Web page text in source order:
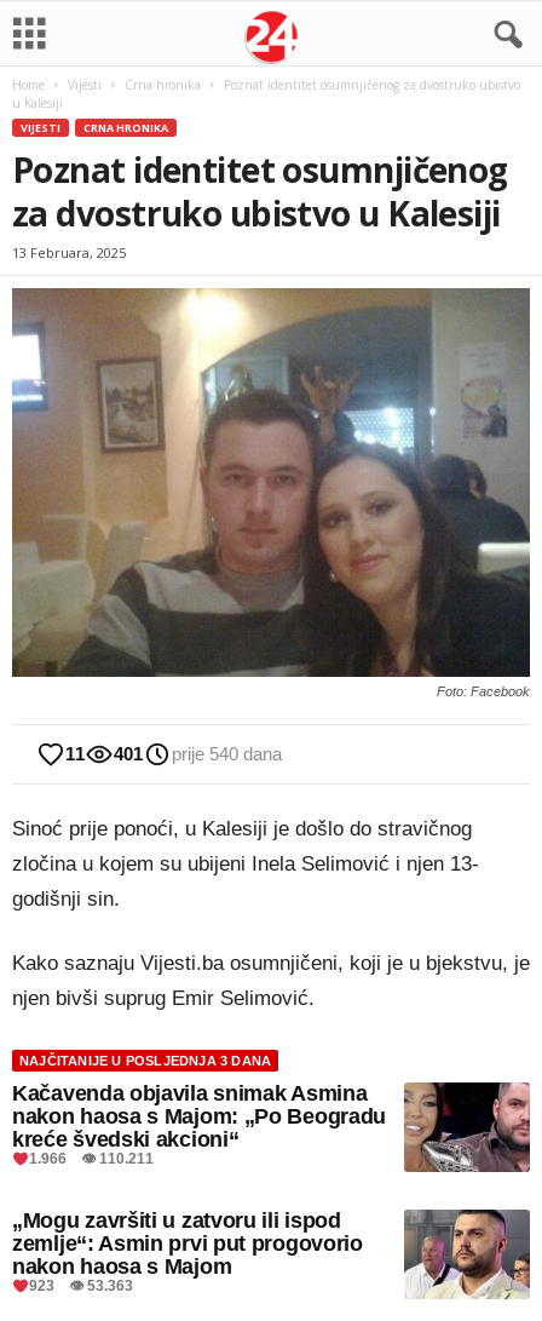
Home Vijesti Crna hronika
Poznat identitet osumnjičenog za dvostruko ubistvo
u Kalesiji
VIJESTI CRNA HRONIKA
Poznat identitet osumnjičenog
za dvostruko ubistvo u Kalesiji
13 Februara, 2025
Foto: Facebook
11 401 prije 540 dana
Sinoć prije ponoći, u Kalesiji je došlo do stravičnog
zločina u kojem su ubijeni Inela Selimović i njen 13-
godišnji sin.
Kako saznaju Vijesti.ba osumnjičeni, koji je u bjekstvu, je
njen bivši suprug Emir Selimović.
NAJČITANIJE U POSLJEDNJA 3 DANA
Kačavenda objavila snimak Asmina
nakon haosa s Majom: „Po Beogradu
kreće švedski akcioni“
1.966 👁 110.211
„Mogu završiti u zatvoru ili ispod
zemlje“: Asmin prvi put progovorio
nakon haosa s Majom
923 👁 53.363